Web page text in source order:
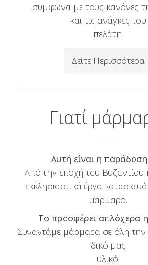
σύμφωνα με τους κανόνες
και τις ανάγκες του
πελάτη.
Δείτε Περισσότερα
Γιατί
Αυτή είναι η
Από την εποχή του Βυζαντίου
εκκλησιαστικά έργα
μάρμαρο.
Το προσφέρει απλόχερα
Συναντάμε μάρμαρα σε όλη την
δικό μας
υλικό.